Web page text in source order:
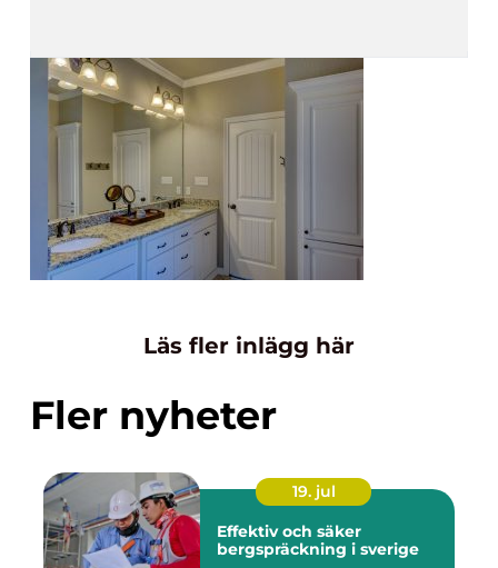
Läs fler inlägg här
Fler nyheter
19. jul
Effektiv och säker
bergspräckning i sverige